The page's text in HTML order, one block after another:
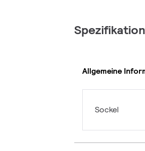
Allgemeine
Sockel